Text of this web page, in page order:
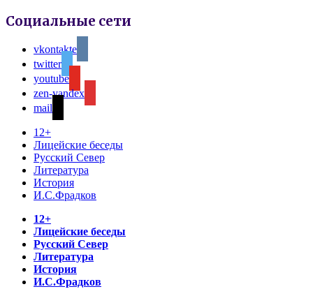
Социальные сети
vkontakte
twitter
youtube
zen-yandex
mail
12+
Лицейские беседы
Русский Север
Литература
История
И.С.Фрадков
12+
Лицейские беседы
Русский Север
Литература
История
И.С.Фрадков